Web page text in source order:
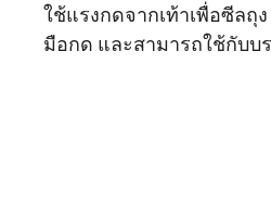
ใช้แรงกดจากเท้าเพื่อซีลถุ
มือกด และสามารถใช้กับ